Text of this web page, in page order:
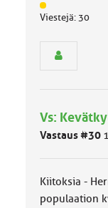
n
e
J
ä
m
ä
k
k
Viestejä: 30
Vs:
Vastaus #30
Kiitoksia -
populaation